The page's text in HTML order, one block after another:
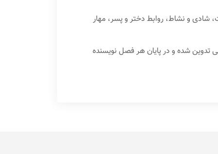
شادی و نشاط، روابط دختر و پسر، مهار
تدوین شده و در پایان هر فصل نویسنده